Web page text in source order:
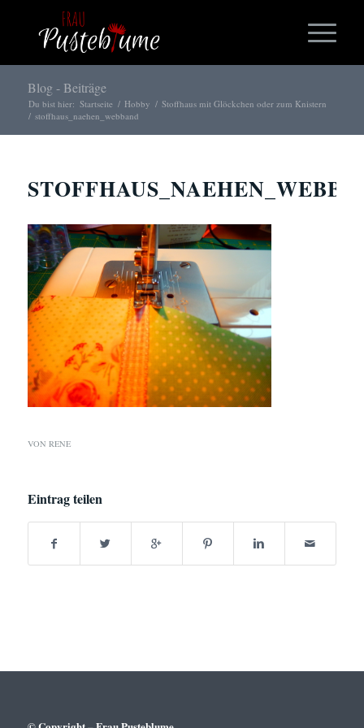
Blog - Beiträge
Du bist hier: Startseite / Hobby / Stoffhaus mit Glöckchen oder zum Knistern
/ stoffhaus_naehen_webband
VON RENE
Eintrag teilen